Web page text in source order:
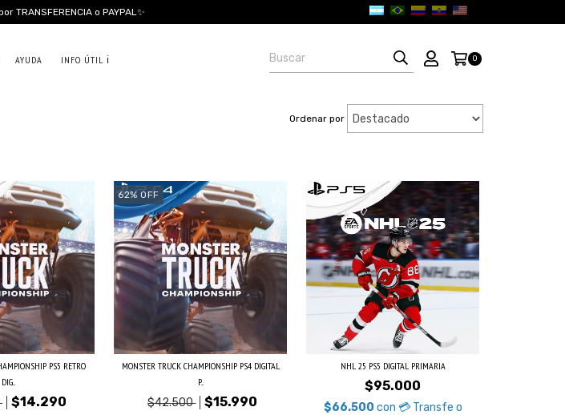
TRANSFERENCIA o PAYPAL✨
AYUDA INFO ÚTIL ℹ️ 0
Ordenar por
PS5 RETRO
DIG...
$14.290
62%OFF
MONSTER TRUCK CHAMPIONSHIP PS4 DIGITAL
P...
$42.500 $15.990
NHL 25 PS5 DIGITAL PRIMARIA
$95.000
$66.500 con 💳 Transfe o